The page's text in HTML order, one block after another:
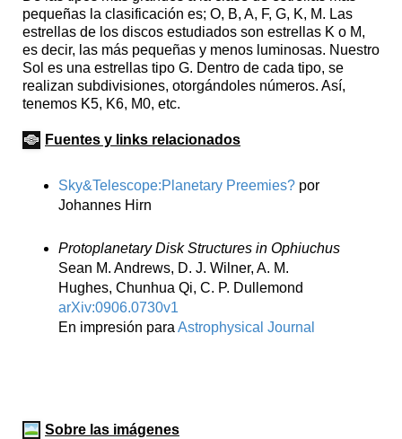
pequeñas la clasificación es; O, B, A, F, G, K, M. Las
estrellas de los discos estudiados son estrellas K o M,
es decir, las más pequeñas y menos luminosas. Nuestro
Sol es una estrellas tipo G. Dentro de cada tipo, se
realizan subdivisiones, otorgándoles números. Así,
tenemos K5, K6, M0, etc.
Fuentes y links relacionados
Sky&Telescope:Planetary Preemies?por
Johannes Hirn
Protoplanetary Disk Structures in Ophiuchus
Sean M. Andrews, D. J. Wilner, A. M.
Hughes, Chunhua Qi, C. P. Dullemond
arXiv:0906.0730v1
En impresión para Astrophysical Journal
Sobre las imágenes